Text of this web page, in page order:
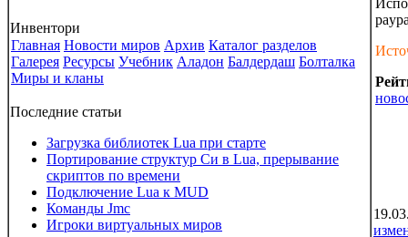
Инвентори
Главная Новости миров Архив Каталог разделов
Галерея Ресурсы Учебник Аладон Балдердаш Болталка
Миры и кланы
Последние статьи
Загрузка библиотек Lua при старте
Портирование структур Си в Lua, прерывание
скриптов по времени
Подключение Lua к MUD
Команды Jmc
Игроки виртуальных миров